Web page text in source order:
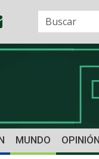
MUNDO OPINIÓN